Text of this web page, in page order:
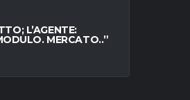
L’AGENTE:
MERCATO..”